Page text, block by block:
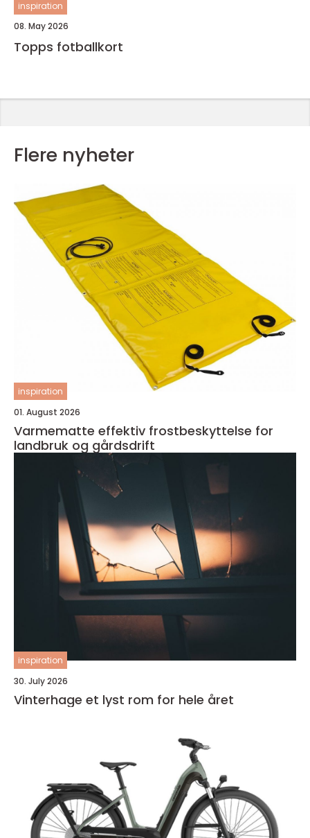
inspiration
08. May 2026
Topps fotballkort
Flere nyheter
inspiration
01. August 2026
Varmematte effektiv frostbeskyttelse for
landbruk og gårdsdrift
inspiration
30. July 2026
Vinterhage et lyst rom for hele året